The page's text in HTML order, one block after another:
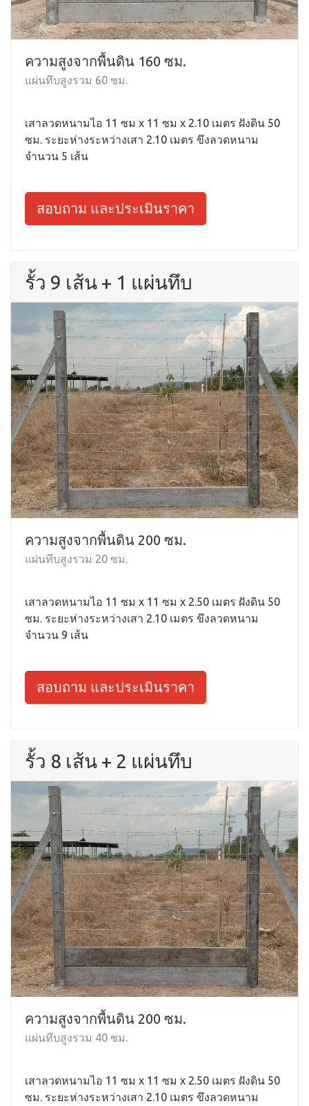
ความสูงจากพื้นดิน 160 ซม.
แผ่นทึบสูงรวม 60 ซม.
เสาลวดหนามไอ 11 ซม x 11 ซม x 2.10 เมตร ฝังดิน 50
ซม. ระยะห่างระหว่างเสา 2.10 เมตร ขึงลวดหนาม
จำนวน 5 เส้น
สอบถาม และประเมินราคา
รั้ว 9 เส้น + 1 แผ่นทึบ
ความสูงจากพื้นดิน 200 ซม.
แผ่นทึบสูงรวม 20 ซม.
เสาลวดหนามไอ 11 ซม x 11 ซม x 2.50 เมตร ฝังดิน 50
ซม. ระยะห่างระหว่างเสา 2.10 เมตร ขึงลวดหนาม
จำนวน 9 เส้น
สอบถาม และประเมินราคา
รั้ว 8 เส้น + 2 แผ่นทึบ
ความสูงจากพื้นดิน 200 ซม.
แผ่นทึบสูงรวม 40 ซม.
เสาลวดหนามไอ 11 ซม x 11 ซม x 2.50 เมตร ฝังดิน 50
ซม. ระยะห่างระหว่างเสา 2.10 เมตร ขึงลวดหนาม